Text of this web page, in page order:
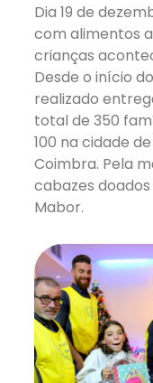
Dia 19 de
com alimentos
crianças
Desde o início
realizado
total de 350
100 na cidade
Coimbra. Pela
cabazes
Mabor.